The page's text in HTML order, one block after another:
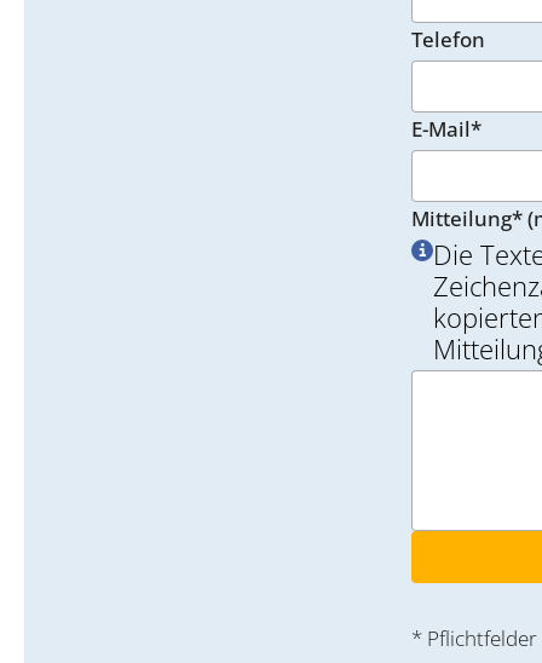
Telefon
E-Mail*
Die
Mitteilung*
* Pflichtfelder